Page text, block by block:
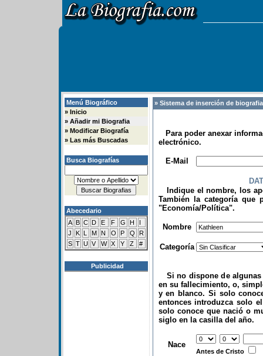
Menú Biográfico
» Inicio
» Añadir mi Biografia
» Modificar Biografía
» Las más Buscadas
Busca Biografías
Abecedario
A B C D E F G H
I
J
K L M N O P Q
R
S T U V W X Y Z #
Publicidad
» Sistema de inserción de
Para poder anexar
electrónico.
E-Mail
Indique el nombre, los
También la categoría que
"Economía/Política".
Nombre
Categoría
Si no dispone de algunas
en su fallecimiento, o,
y en blanco. Si solo
entonces introduzca solo
solo conoce que nació o
siglo en la casilla del año.
Nace
Antes de Cristo